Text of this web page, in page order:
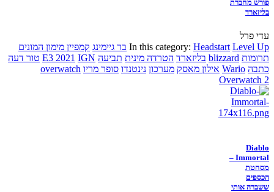
פורש מחברת
בליזארד
עדי פרל
In this category: Headstart Level Up בר גיימינג קמפיין מימון המונים
תרומות blizzard בליזארד הטרדה מינית תביעה E3 2021 IGN
טור דעה
כתבה Wario אילון מאסק מערכון נינטנדו סופר מריו overwatch
Overwatch 2
Diablo
Immortal –
מסחטת
הכספים
ששברה אותי